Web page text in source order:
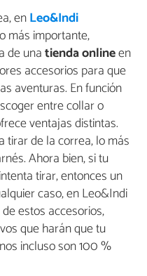
enLeo&Indi
más importante,
de unatienda onlineen
accesorios para que
aventuras. En función
entre collar o
ventajas distintas.
tirar de la correa, lo más
Ahora bien, si tu
tirar, entonces un
caso, en Leo&Indi
estos accesorios,
que harán que tu
incluso son 100 %